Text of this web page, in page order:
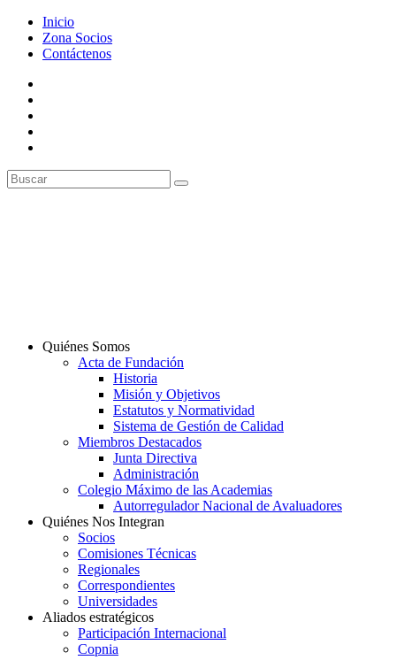
Inicio
Zona Socios
Contáctenos
Quiénes Somos
Acta de Fundación
Historia
Misión y Objetivos
Estatutos y Normatividad
Sistema de Gestión de Calidad
Miembros Destacados
Junta Directiva
Administración
Colegio Máximo de las Academias
Autorregulador Nacional de Avaluadores
Quiénes Nos Integran
Socios
Comisiones Técnicas
Regionales
Correspondientes
Universidades
Aliados estratégicos
Participación Internacional
Copnia